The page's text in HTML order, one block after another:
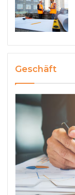
Geschäft